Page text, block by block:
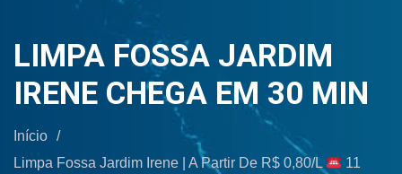
LIMPA FOSSA JARDIM
IRENE CHEGA EM 30 MIN
Início /
Limpa Fossa Jardim Irene | A Partir De R$ 0,80/L
11